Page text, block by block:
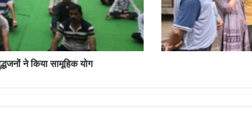
ने किया सामूहिक योग